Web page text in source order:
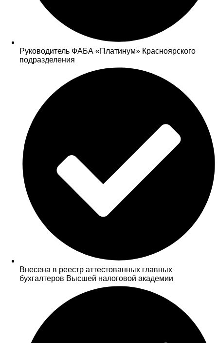
Руководитель ФАБА «Платинум» Красноярского
подразделения
Внесена в реестр аттестованных главных
бухгалтеров Высшей налоговой академии